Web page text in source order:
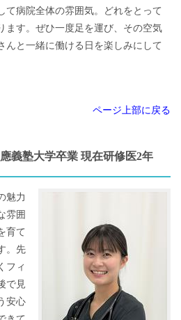
て病院全体の雰囲気。どれをとって
ます。ぜひ一度足を運び、その空気
んと一緒に働ける日を楽しみにして
ページ上部に戻る
義塾大学卒業 現在研修医2年
魅力
雰囲
育て
。先
フィ
で見
安心